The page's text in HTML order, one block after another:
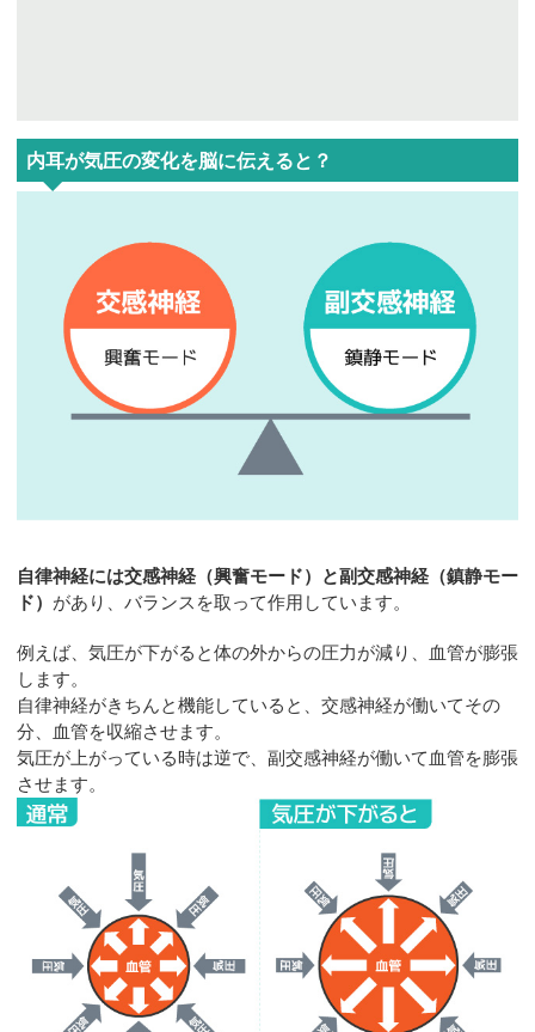
内耳が気圧の変化を脳に伝えると？
自律神経には交感神経（興奮モード）と副交感神経（鎮静モー
ド） があり、バランスを取って作用しています。
例えば、気圧が下がると体の外からの圧力が減り、血管が膨張
します。
自律神経がきちんと機能していると、交感神経が働いてその
分、血管を収縮させます。
気圧が上がっている時は逆で、副交感神経が働いて血管を膨張
させます。